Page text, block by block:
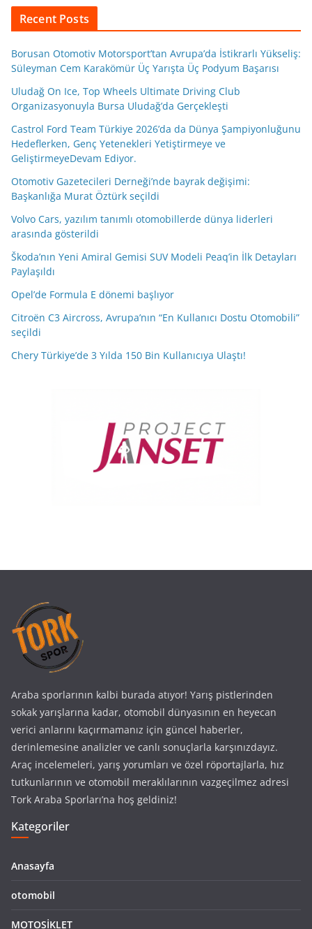
Recent Posts
Borusan Otomotiv Motorsport’tan Avrupa’da İstikrarlı Yükseliş:
Süleyman Cem Karakömür Üç Yarışta Üç Podyum Başarısı
Uludağ On Ice, Top Wheels Ultimate Driving Club
Organizasyonuyla Bursa Uludağ’da Gerçekleşti
Castrol Ford Team Türkiye 2026’da da Dünya Şampiyonluğunu
Hedeflerken, Genç Yetenekleri Yetiştirmeye ve
GeliştirmeyeDevam Ediyor.
Otomotiv Gazetecileri Derneği’nde bayrak değişimi:
Başkanlığa Murat Öztürk seçildi
Volvo Cars, yazılım tanımlı otomobillerde dünya liderleri
arasında gösterildi
Škoda’nın Yeni Amiral Gemisi SUV Modeli Peaq’in İlk Detayları
Paylaşıldı
Opel’de Formula E dönemi başlıyor
Citroën C3 Aircross, Avrupa’nın “En Kullanıcı Dostu Otomobili”
seçildi
Chery Türkiye’de 3 Yılda 150 Bin Kullanıcıya Ulaştı!
Araba sporlarının kalbi burada atıyor! Yarış pistlerinden
sokak yarışlarına kadar, otomobil dünyasının en heyecan
verici anlarını kaçırmamanız için güncel haberler,
derinlemesine analizler ve canlı sonuçlarla karşınızdayız.
Araç incelemeleri, yarış yorumları ve özel röportajlarla, hız
tutkunlarının ve otomobil meraklılarının vazgeçilmez adresi
Tork Araba Sporları’na hoş geldiniz!
Kategoriler
Anasayfa
otomobil
MOTOSİKLET